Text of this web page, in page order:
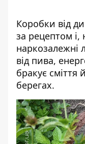
Коробки від
за рецептом і,
наркозалежні
від пива,
бракує сміття
берегах.